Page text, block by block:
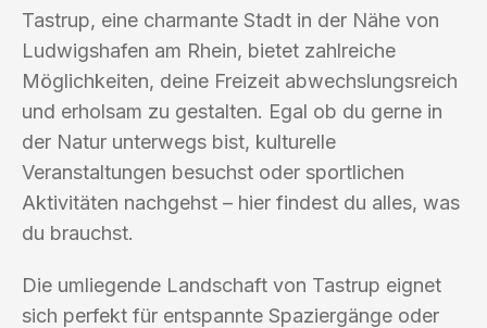
Tastrup, eine charmante Stadt in der Nähe von
Ludwigshafen am Rhein, bietet zahlreiche
Möglichkeiten, deine Freizeit abwechslungsreich
und erholsam zu gestalten. Egal ob du gerne in
der Natur unterwegs bist, kulturelle
Veranstaltungen besuchst oder sportlichen
Aktivitäten nachgehst – hier findest du alles, was
du brauchst.
Die umliegende Landschaft von Tastrup eignet
sich perfekt für entspannte Spaziergänge oder